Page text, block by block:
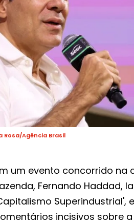
Rosa/Agência Brasil
um evento concorrido na
Fernando Haddad,
incisivos sobre